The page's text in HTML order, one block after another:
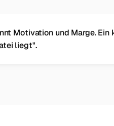
Motivation und Marge. Ein
liegt".